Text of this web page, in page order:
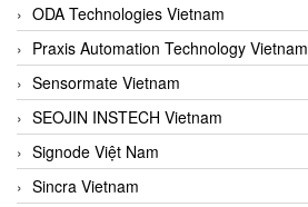
ODA Technologies Vietnam
Praxis Automation Technology Vietnam
Sensormate Vietnam
SEOJIN INSTECH Vietnam
Signode Việt Nam
Sincra Vietnam